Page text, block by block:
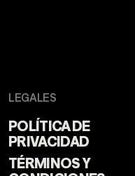
LEGALES
POLÍTICA DE
PRIVACIDAD
TÉRMINOS Y